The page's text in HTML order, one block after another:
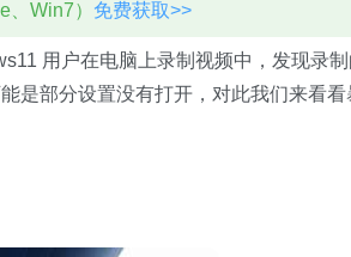
Win7） 免费获取>>
用户在电脑上录制视频中，发现录
是部分设置没有打开，对此我们来看